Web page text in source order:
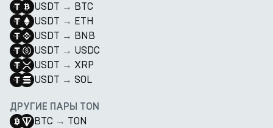
USDT → BTC
USDT → ETH
USDT → BNB
USDT → USDC
USDT → XRP
USDT → SOL
ДРУГИЕ ПАРЫ TON
BTC → TON